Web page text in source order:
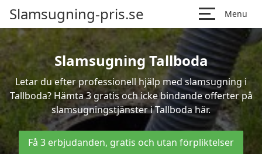
Slamsugning-pris.se Menu
Slamsugning Tallboda
Letar du efter professionell hjälp med slamsugning i
Tallboda? Hämta 3 gratis och icke bindande offerter på
slamsugningstjänster i Tallboda här.
Få 3 erbjudanden, gratis och utan förpliktelser